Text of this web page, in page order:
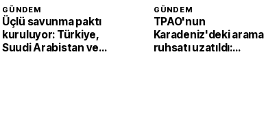
GÜNDEM
Üçlü savunma paktı
kuruluyor: Türkiye,
Suudi Arabistan ve
GÜNDEM
TPAO'nun
Karadeniz'deki arama
ruhsatı uzatıldı: